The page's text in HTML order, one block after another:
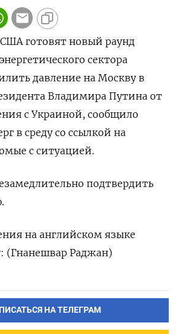
готовят новый раунд
сектора
давление на Москву в
Владимира Путина от
с Украиной, сообщило
в среду со ссылкой на
с ситуацией.
подтвердить
на английском языке
(Гнанешвар Раджан)
НА ТЕЛЕГРАМ